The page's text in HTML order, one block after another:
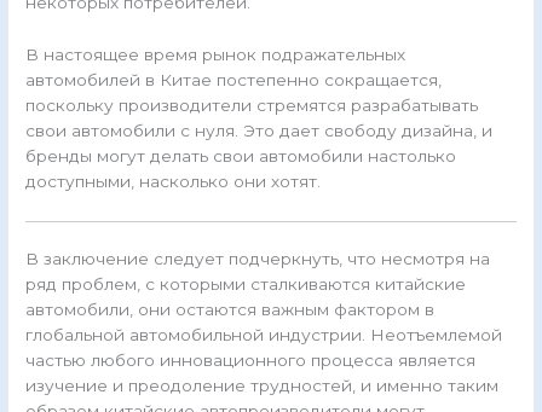
В настоящее время рынок подражательных
автомобилей в Китае постепенно сокращается,
поскольку производители стремятся разрабатывать
свои автомобили с нуля. Это дает свободу дизайна, и
бренды могут делать свои автомобили настолько
доступными, насколько они хотят.
В заключение следует подчеркнуть, что несмотря на
ряд проблем, с которыми сталкиваются китайские
автомобили, они остаются важным фактором в
глобальной автомобильной индустрии. Неотъемлемой
частью любого инновационного процесса является
изучение и преодоление трудностей, и именно таким